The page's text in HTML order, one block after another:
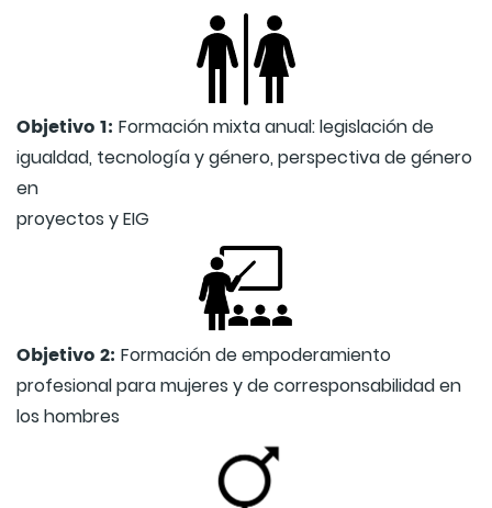
Objetivo 1: Formación mixta anual: legislación de
igualdad, tecnología y género, perspectiva de género
en
proyectos y EIG
Objetivo 2: Formación de empoderamiento
profesional para mujeres y de corresponsabilidad en
los hombres